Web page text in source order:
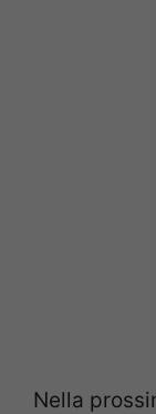
Nella